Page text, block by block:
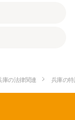
庫の法律関連 兵庫の